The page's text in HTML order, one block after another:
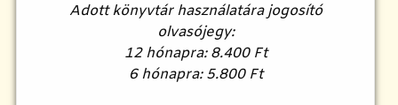
Adott könyvtár használatára jogosító
olvasójegy:
12 hónapra: 8.400 Ft
6 hónapra: 5.800 Ft